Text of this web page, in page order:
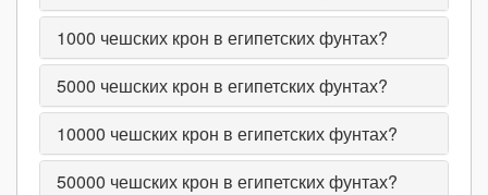
1000 чешских крон в египетских фунтах?
5000 чешских крон в египетских фунтах?
10000 чешских крон в египетских фунтах?
50000 чешских крон в египетских фунтах?